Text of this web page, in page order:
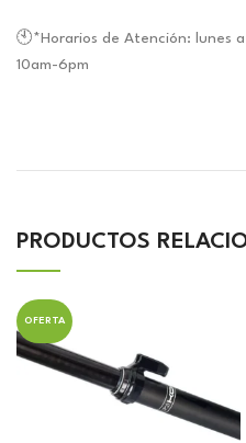
🕙*Horarios de Atención: lunes
10am-6pm
PRODUCTOS
OFERTA